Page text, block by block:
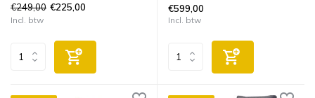
€249,00 €225,00
Incl. btw
€599,00
Incl. btw